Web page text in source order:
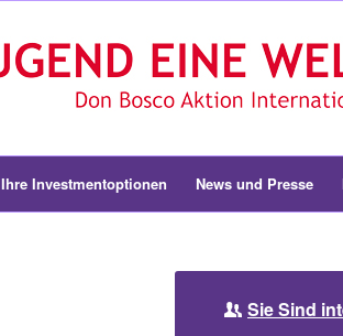
Ihre Investmentoptionen News und Presse
Sie Sind